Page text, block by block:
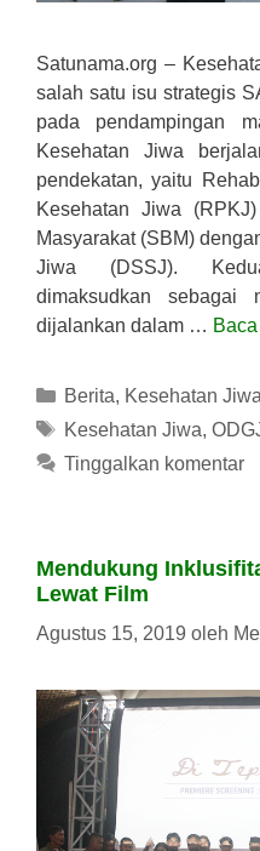
Satunama.org –
salah satu isu strategis
pada pendampingan
Kesehatan Jiwa
pendekatan, yaitu
Kesehatan Jiwa
Masyarakat (SBM)
Jiwa (DSSJ).
dimaksudkan sebagai
dijalankan dalam …
Kategori
Berita, Kesehatan
Tag
Kesehatan Jiwa,
Tinggalkan komentar
Mendukung
Lewat Film
Agustus 15, 2019 oleh